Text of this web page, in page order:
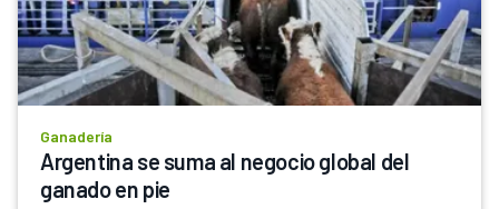
Ganadería
Argentina se suma al negocio global del
ganado en pie